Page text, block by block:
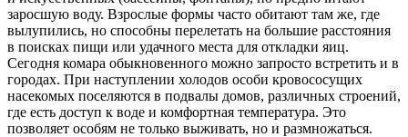
заросшую воду. Взрослые формы часто обитают там же, где
вылупились, но способны перелетать на большие расстояния
в поисках пищи или удачного места для откладки яиц.
Сегодня комара обыкновенного можно запросто встретить и в
городах. При наступлении холодов особи кровососущих
насекомых поселяются в подвалы домов, различных строений,
где есть доступ к воде и комфортная температура. Это
позволяет особям не только выживать, но и размножаться.